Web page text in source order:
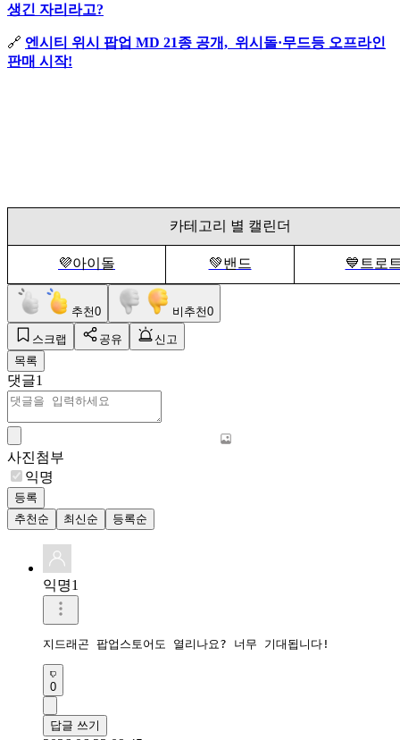
생긴 자리라고?
🔗 엔시티 위시 팝업 MD 21종 공개, 위시돌·무드등 오프라인
판매 시작!
카테고리 별 캘린더
💜아이돌 💚밴드 💙트로
추천0 비추천0
스크랩 공유
신고
목록
댓글1
사진첨부
익명
등록
추천순
최신순 등록순
익명1
0
답글 쓰기